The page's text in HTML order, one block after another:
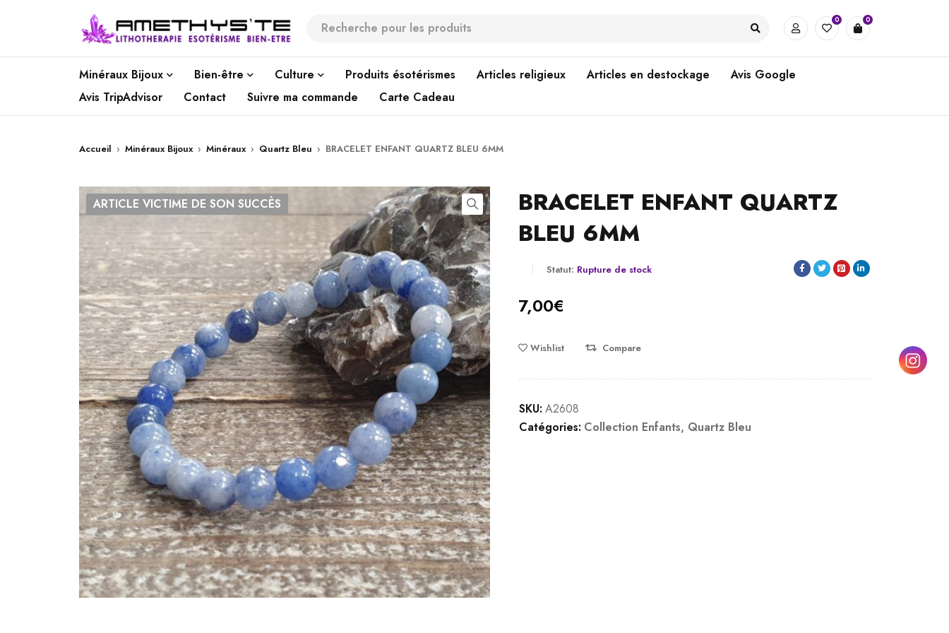
0 0
Minéraux Bijoux Bien-être Culture Produits ésotérismes Articles religieux Articles en destockage
Avis Google
Avis TripAdvisor
Contact Suivre ma commande Carte Cadeau
Accueil › Minéraux Bijoux › Minéraux › Quartz Bleu › BRACELET ENFANT QUARTZ BLEU 6MM
ARTICLE VICTIME DE SON SUCCÈS
BRACELET ENFANT QUARTZ
BLEU 6MM
Statut: Rupture de stock
7,00€
Wishlist Compare
SKU: A2608
Catégories: Collection Enfants, Quartz Bleu